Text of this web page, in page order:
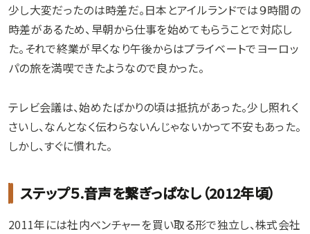
少し大変だったのは時差だ。日本とアイルランドでは９時間の
時差があるため、早朝から仕事を始めてもらうことで対応し
た。それで終業が早くなり午後からはプライベートでヨーロッ
パの旅を満喫できたようなので良かった。
テレビ会議は、始めたばかりの頃は抵抗があった。少し照れく
さいし、なんとなく伝わらないんじゃないかって不安もあった。
しかし、すぐに慣れた。
ステップ５.音声を繋ぎっぱなし（2012年頃）
2011年には社内ベンチャーを買い取る形で独立し、株式会社